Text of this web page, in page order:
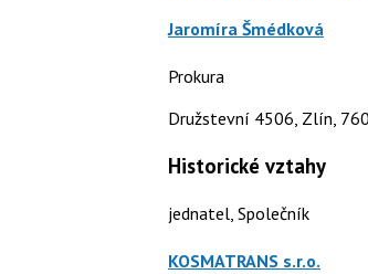
Jaromíra Šmédková
Prokura
Družstevní 4506, Zlín,
Historické vztahy
jednatel, Společník
KOSMATRANS s.r.o.